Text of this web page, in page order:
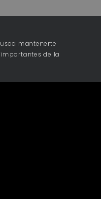
mantenerte
de la